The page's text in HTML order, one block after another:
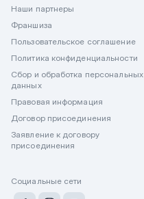
Наши партнеры
Франшиза
Пользовательское соглашение
Политика конфиденциальности
Сбор и обработка персональных
данных
Правовая информация
Договор присоединения
Заявление к договору
присоединения
Социальные сети